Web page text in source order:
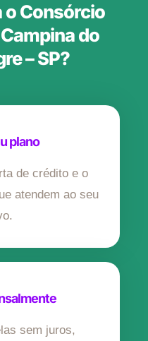
Consórcio
do
– SP?
plano
de crédito e o
atendem ao seu
sem juros,